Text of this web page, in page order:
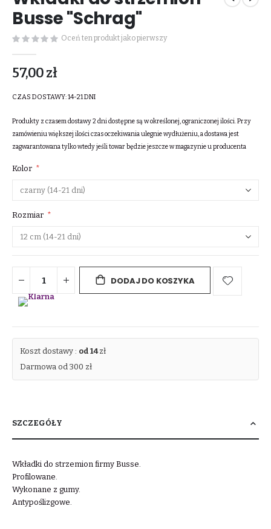
galerii
Busse "Schrag"
Oceń ten produkt jako pierwszy
57,00 zł
CZAS DOSTAWY:14-21 DNI
Produkty z czasem dostawy 2 dni dostępne są w określonej, ograniczonej ilości. Przy
zamówieniu większej ilości czas oczekiwania ulegnie wydłużeniu, a dostawa jest
zagwarantowana tylko wtedy jeśli towar będzie jeszcze w magazynie u producenta
Kolor
Rozmiar
DODAJ DO KOSZYKA
Koszt dostawy : od 14zł
Darmowa od 300 zł
SZCZEGÓŁY
Wkładki do strzemion firmy Busse.
Profilowane.
Wykonane z gumy.
Antypoślizgowe.